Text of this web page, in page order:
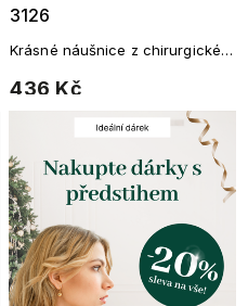
3126
436 Kč
Krásné náušnice z chirurgické